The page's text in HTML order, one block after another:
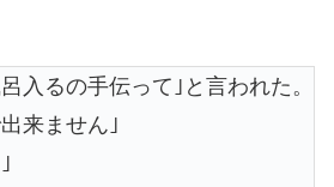
入るの手伝って｣と言われた。
来ません｣